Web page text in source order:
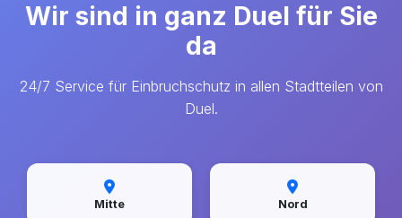
Wir sind in ganz Duel für Sie
da
24/7 Service für Einbruchschutz in allen Stadtteilen von
Duel.
Mitte Nord